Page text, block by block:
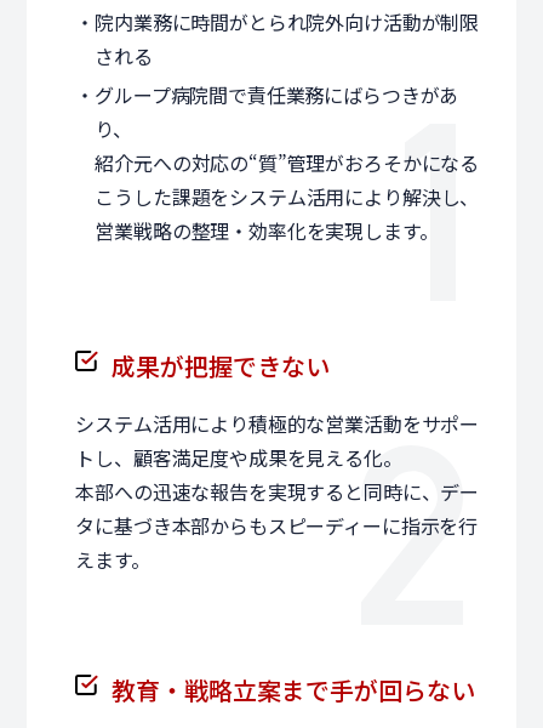
・院内業務に時間がとられ院外向け活動が制限
される
・グループ病院間で責任業務にばらつきがあ
り、
紹介元への対応の“質”管理がおろそかになる
こうした課題をシステム活用により解決し、
営業戦略の整理・効率化を実現します。
成果が把握できない
システム活用により積極的な営業活動をサポー
トし、顧客満足度や成果を見える化。
本部への迅速な報告を実現すると同時に、デー
タに基づき本部からもスピーディーに指示を行
えます。
教育・戦略立案まで手が回らない